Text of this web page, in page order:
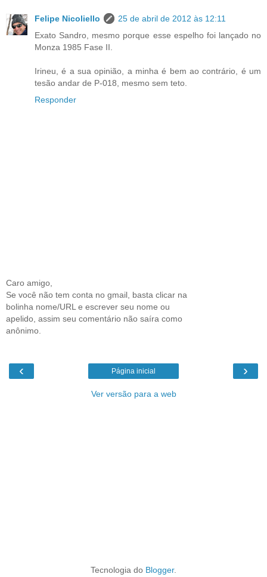
Felipe Nicoliello
25 de abril de 2012 às 12:11
Exato Sandro, mesmo porque esse espelho foi lançado no
Monza 1985 Fase II.
Irineu, é a sua opinião, a minha é bem ao contrário, é um
tesão andar de P-018, mesmo sem teto.
Responder
Caro amigo,
Se você não tem conta no gmail, basta clicar na
bolinha nome/URL e escrever seu nome ou
apelido, assim seu comentário não saíra como
anônimo.
‹ ›
Página inicial
Ver versão para a web
Tecnologia do Blogger.